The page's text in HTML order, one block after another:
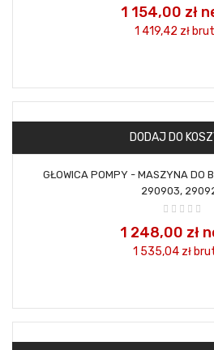
1 154,00 zł
1 419,42 zł
DODAJ DO
GŁOWICA POMPY - MASZYNA DO
290903,
1 248,00 zł
1 535,04 zł